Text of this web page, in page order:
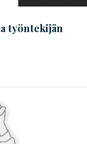
työntekijän